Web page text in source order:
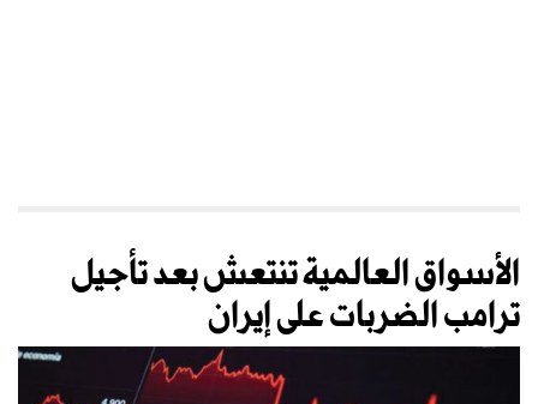
الأسواق العالمية تنتعش بعد تأجيل
ترامب الضربات على إيران